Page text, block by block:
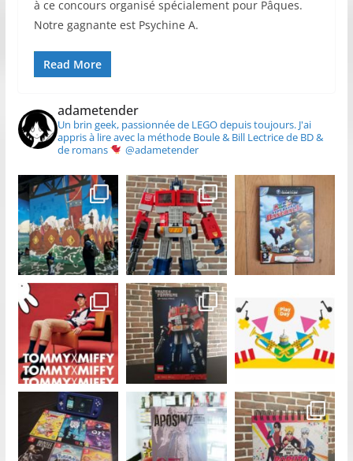
à ce concours organisé spécialement pour Pâques.
Notre gagnante est Psychine A.
Read More
adametender
Un brin geek, passionnée de LEGO depuis toujours.J'ai
appris à lire avec la méthode Boule & Bill Lectrice de BD &
de romans
@adametender